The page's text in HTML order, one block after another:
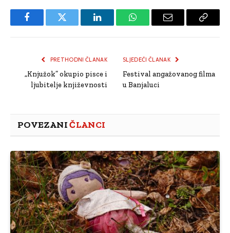
FacebookTwitter LinkedInWhatsAppEmail
Copy
PRETHODNI ČLANAK
„Knjužok” okupio pisce i
ljubitelje književnosti
SLJEDEĆI ČLANAK
Festival angažovanog filma
u Banjaluci
POVEZANIČLANCI